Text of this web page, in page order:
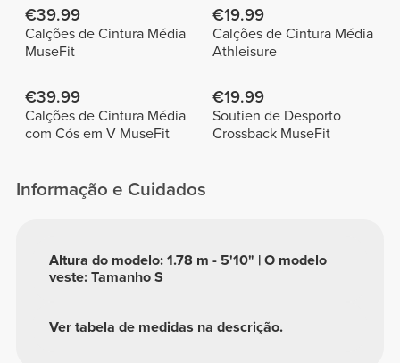
€39.99
Calções de Cintura Média
MuseFit
€19.99
Calções de Cintura Média
Athleisure
€39.99
Calções de Cintura Média
com Cós em V MuseFit
€19.99
Soutien de Desporto
Crossback MuseFit
Informação e Cuidados
Ver tabela de medidas na descrição.
Altura do modelo: 1.78 m - 5'10" | O modelo
veste: Tamanho S